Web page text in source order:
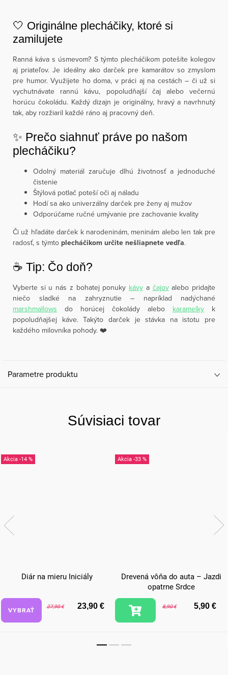
🤍 Originálne plecháčiky, ktoré si
zamilujete
Ranná káva s úsmevom? S týmto plecháčikom potešíte kolegov
aj priateľov. Je ideálny ako darček pre kamarátov so zmyslom
pre humor. Využijete ho doma, v práci aj na cestách – či už si
vychutnávate rannú kávu, popoludňajší čaj alebo večernú
horúcu čokoládu. Každý dizajn je originálny, hravý a navrhnutý
tak, aby rozžiaril každé ráno aj pracovný deň.
✨ Prečo siahnuť práve po našom
plecháčiku?
Odolný materiál zaručuje dlhú životnosť a jednoduché
čistenie
Štýlová potlač poteší oči aj náladu
Hodí sa ako univerzálny darček pre ženy aj mužov
Odporúčame ručné umývanie pre zachovanie kvality
Či už hľadáte darček k narodeninám, meninám alebo len tak pre
radosť, s týmto plecháčikom určite nešliapnete vedľa.
☕️ Tip: Čo doň?
Vyberte si u nás z bohatej ponuky kávy a čajovalebo pridajte
niečo sladké na zahryznutie – napríklad nadýchané
marshmallows do horúcej čokolády alebo karamelky k
popoludňajšej káve. Takýto darček je stávka na istotu pre
každého milovníka pohody. ❤️
Parametre produktu
Súvisiaci tovar
-14 %
Diár na mieru Iniciály
27,90 € 23,90 €
VYBRAŤ
-33 %
Drevená vôňa do auta – Jazdi
opatrne Srdce
8,90 € 5,90 €